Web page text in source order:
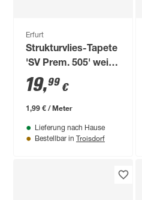
Erfurt
Strukturvlies-Tapete
'SV Prem. 505' weiß
0,53 x 10,05 m
19,99 €
1,99 € / Meter
Lieferung nach Hause
Bestellbar in Troisdorf